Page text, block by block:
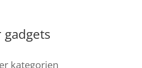
kategorien